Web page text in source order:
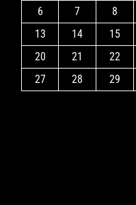
6 7 8
13
14 15
20
21 22
27
28 29